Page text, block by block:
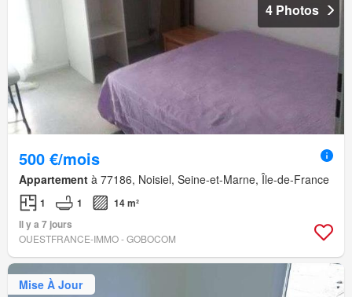
4 Photos
500 €/mois
Appartement à 77186, Noisiel, Seine-et-Marne, Île-de-France
1 1
14 m²
Il y a 7 jours
OUESTFRANCE-IMMO - GOBOCOM
Mise À Jour